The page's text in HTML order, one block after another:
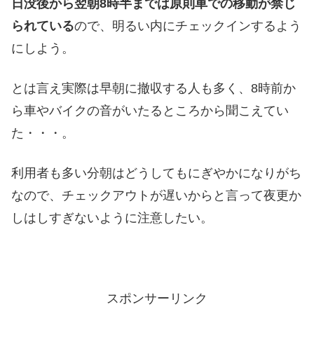
日没後から翌朝8時半までは原則車での移動が禁じ
られているので、明るい内にチェックインするよう
にしよう。
とは言え実際は早朝に撤収する人も多く、8時前か
ら車やバイクの音がいたるところから聞こえてい
た・・・。
利用者も多い分朝はどうしてもにぎやかになりがち
なので、チェックアウトが遅いからと言って夜更か
しはしすぎないように注意したい。
スポンサーリンク